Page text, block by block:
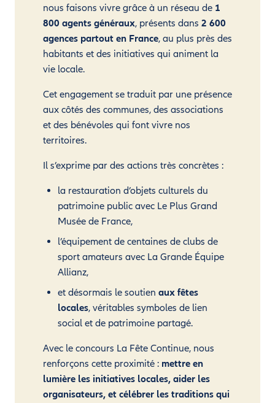
nous faisons vivre grâce à un réseau de 1
800 agents généraux, présents dans 2 600
agences partout en France, au plus près des
habitants et des initiatives qui animent la
vie locale.
Cet engagement se traduit par une présence
aux côtés des communes, des associations
et des bénévoles qui font vivre nos
territoires.
Il s’exprime par des actions très concrètes :
la restauration d’objets culturels du
patrimoine public avec Le Plus Grand
Musée de France,
l’équipement de centaines de clubs de
sport amateurs avec La Grande Équipe
Allianz,
et désormais le soutien aux fêtes
locales, véritables symboles de lien
social et de patrimoine partagé.
Avec le concours La Fête Continue, nous
renforçons cette proximité : mettre en
lumière les initiatives locales, aider les
organisateurs, et célébrer les traditions qui